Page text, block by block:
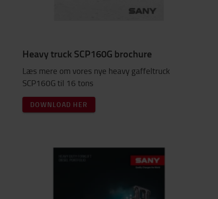
Heavy truck SCP160G brochure
Læs mere om vores nye heavy gaffeltruck
SCP160G til 16 tons
DOWNLOAD HER